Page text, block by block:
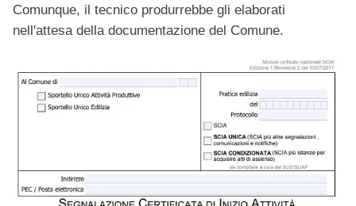
Comunque, il tecnico produrrebbe gli elaborati
nell'attesa della documentazione del Comune.